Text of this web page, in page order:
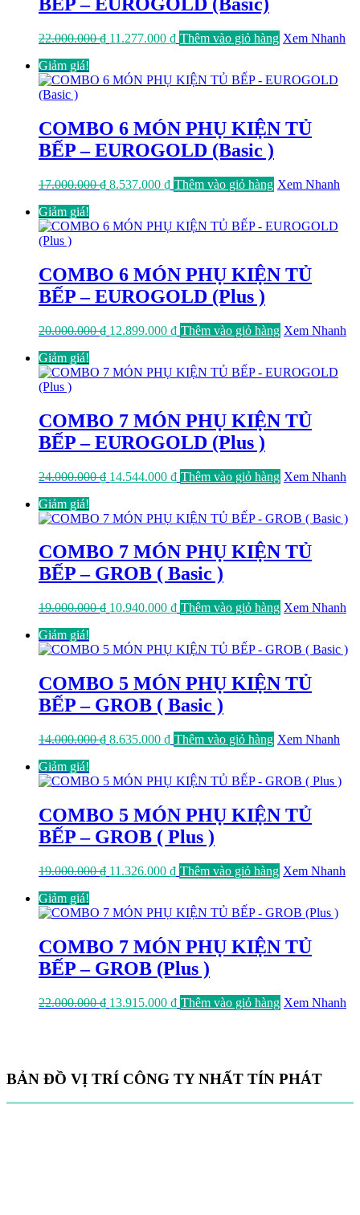
BẾP – EUROGOLD (Basic)
22.000.000₫ Giá
22.000.000 ₫.
11.277.000 ₫Giá
là:
Thêm vào giỏ hàng Xem Nhanh
Giảm giá!
COMBO 6 MÓN PHỤ KIỆN TỦ
BẾP – EUROGOLD (Basic )
17.000.000₫ Giá
17.000.000 ₫.
8.537.000 ₫Giá
là:
Thêm vào giỏ hàng Xem Nhanh
Giảm giá!
COMBO 6 MÓN PHỤ KIỆN TỦ
BẾP – EUROGOLD (Plus )
20.000.000₫ Giá
20.000.000 ₫.
12.899.000 ₫Giá
là:
Thêm vào giỏ hàng Xem Nhanh
Giảm giá!
COMBO 7 MÓN PHỤ KIỆN TỦ
BẾP – EUROGOLD (Plus )
24.000.000₫ Giá
24.000.000 ₫.
14.544.000 ₫Giá
là:
Thêm vào giỏ hàng Xem Nhanh
Giảm giá!
COMBO 7 MÓN PHỤ KIỆN TỦ
BẾP – GROB ( Basic )
19.000.000₫ Giá
19.000.000 ₫.
10.940.000 ₫Giá
là:
Thêm vào giỏ hàng Xem Nhanh
Giảm giá!
COMBO 5 MÓN PHỤ KIỆN TỦ
BẾP – GROB ( Basic )
14.000.000₫ Giá
14.000.000 ₫.
8.635.000 ₫Giá
là:
Thêm vào giỏ hàng Xem Nhanh
Giảm giá!
COMBO 5 MÓN PHỤ KIỆN TỦ
BẾP – GROB ( Plus )
19.000.000₫ Giá
19.000.000 ₫.
11.326.000 ₫Giá
là:
Thêm vào giỏ hàng Xem Nhanh
Giảm giá!
COMBO 7 MÓN PHỤ KIỆN TỦ
BẾP – GROB (Plus )
22.000.000₫ Giá
13.915.000 ₫Giá
Thêm vào giỏ hàng Xem Nhanh
BẢN ĐỒ VỊ TRÍ CÔNG TY NHẤT TÍN PHÁT